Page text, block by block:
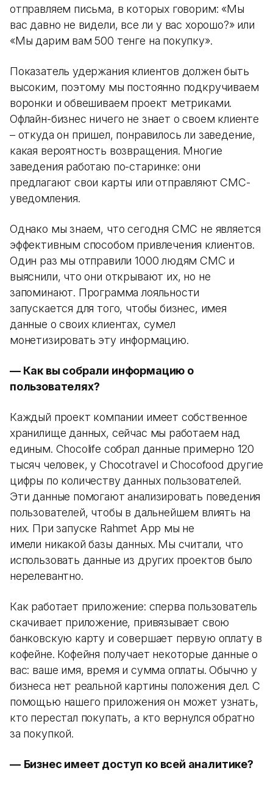
отправляем письма, в которых говорим: «Мы
вас давно не видели, все ли у вас хорошо?» или
«Мы дарим вам 500 тенге на покупку».
Показатель удержания клиентов должен быть
высоким, поэтому мы постоянно подкручиваем
воронки и обвешиваем проект метриками.
Офлайн-бизнес ничего не знает о своем клиенте
– откуда он пришел, понравилось ли заведение,
какая вероятность возвращения. Многие
заведения работаю по-старинке: они
предлагают свои карты или отправляют СМС-
уведомления.
Однако мы знаем, что сегодня СМС не является
эффективным способом привлечения клиентов.
Один раз мы отправили 1000 людям СМС и
выяснили, что они открывают их, но не
запоминают. Программа лояльности
запускается для того, чтобы бизнес, имея
данные о своих клиентах, сумел
монетизировать эту информацию.
— Как вы собрали информацию о
пользователях?
Каждый проект компании имеет собственное
хранилище данных, сейчас мы работаем над
единым. Chocolife собрал данные примерно 120
тысяч человек, у Chocotravel и Chocofood другие
цифры по количеству данных пользователей.
Эти данные помогают анализировать поведения
пользователей, чтобы в дальнейшем влиять на
них. При запуске Rahmet App мы не
имели никакой базы данных. Мы считали, что
использовать данные из других проектов было
нерелевантно.
Как работает приложение: сперва пользователь
скачивает приложение, привязывает свою
банковскую карту и совершает первую оплату в
кофейне. Кофейня получает некоторые данные о
вас: ваше имя, время и сумма оплаты. Обычно у
бизнеса нет реальной картины положения дел. С
помощью нашего приложения он может узнать,
кто перестал покупать, а кто вернулся обратно
за покупкой.
— Бизнес имеет доступ ко всей аналитике?